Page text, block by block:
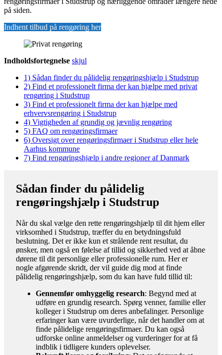
på siden.
Indhent tilbud på rengøring her
Indholdsfortegnelse skjul
1) Sådan finder du pålidelig rengøringshjælp i Studstrup
2) Find et professionelt firma der kan hjælpe med privat
rengøring i Studstrup
3) Find et professionelt firma der kan hjælpe med
erhvervsrengøring i Studstrup
4) Vigtigheden af grundig og jævnlig rengøring
5) FAQ om rengøringsfirmaer
6) Oversigt over rengøringsfirmaer i Studstrup eller hele
Aarhus kommune
7) Find rengøringshjælp i andre regioner af Danmark
Sådan finder du pålidelig
rengøringshjælp i Studstrup
Når du skal vælge den rette rengøringshjælp til dit hjem eller
virksomhed i Studstrup, træffer du en betydningsfuld
beslutning. Det er ikke kun et strålende rent resultat, du
ønsker, men også en følelse af tillid og sikkerhed ved at åbne
dørene til dit personlige eller professionelle rum. Her er
nogle afgørende skridt, der vil guide dig mod at finde
pålidelig rengøringshjælp, som du kan have fuld tillid til:
Gennemfør omhyggelig research: Begynd med at
udføre en grundig research. Spørg venner, familie eller
kolleger i Studstrup om deres anbefalinger. Personlige
erfaringer kan være uvurderlige, når det handler om at
finde pålidelige rengøringsfirmaer. Du kan også
udforske online anmeldelser og vurderinger for at få
indblik i tidligere kunders oplevelser.